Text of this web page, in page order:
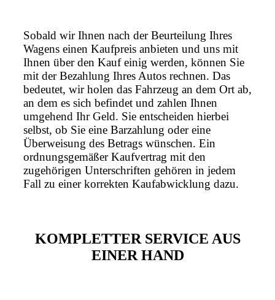
Sobald wir Ihnen nach der Beurteilung Ihres
Wagens einen Kaufpreis anbieten und uns mit
Ihnen über den Kauf einig werden, können Sie
mit der Bezahlung Ihres Autos rechnen. Das
bedeutet, wir holen das Fahrzeug an dem Ort ab,
an dem es sich befindet und zahlen Ihnen
umgehend Ihr Geld. Sie entscheiden hierbei
selbst, ob Sie eine Barzahlung oder eine
Überweisung des Betrags wünschen. Ein
ordnungsgemäßer Kaufvertrag mit den
zugehörigen Unterschriften gehören in jedem
Fall zu einer korrekten Kaufabwicklung dazu.
KOMPLETTER SERVICE AUS
EINER HAND